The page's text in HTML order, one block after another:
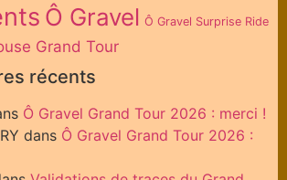
Ô Gravel Ô Gravel Surprise Ride
Grand Tour
récents
Ô Gravel Grand Tour 2026 : merci !
dans Ô Gravel Grand Tour 2026 :